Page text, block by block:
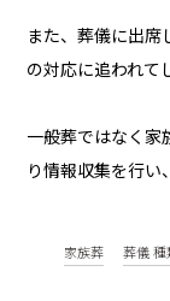
また、葬儀に出席
の対応に追われて
一般葬ではなく家
り情報収集を行い
家族葬 葬儀 種